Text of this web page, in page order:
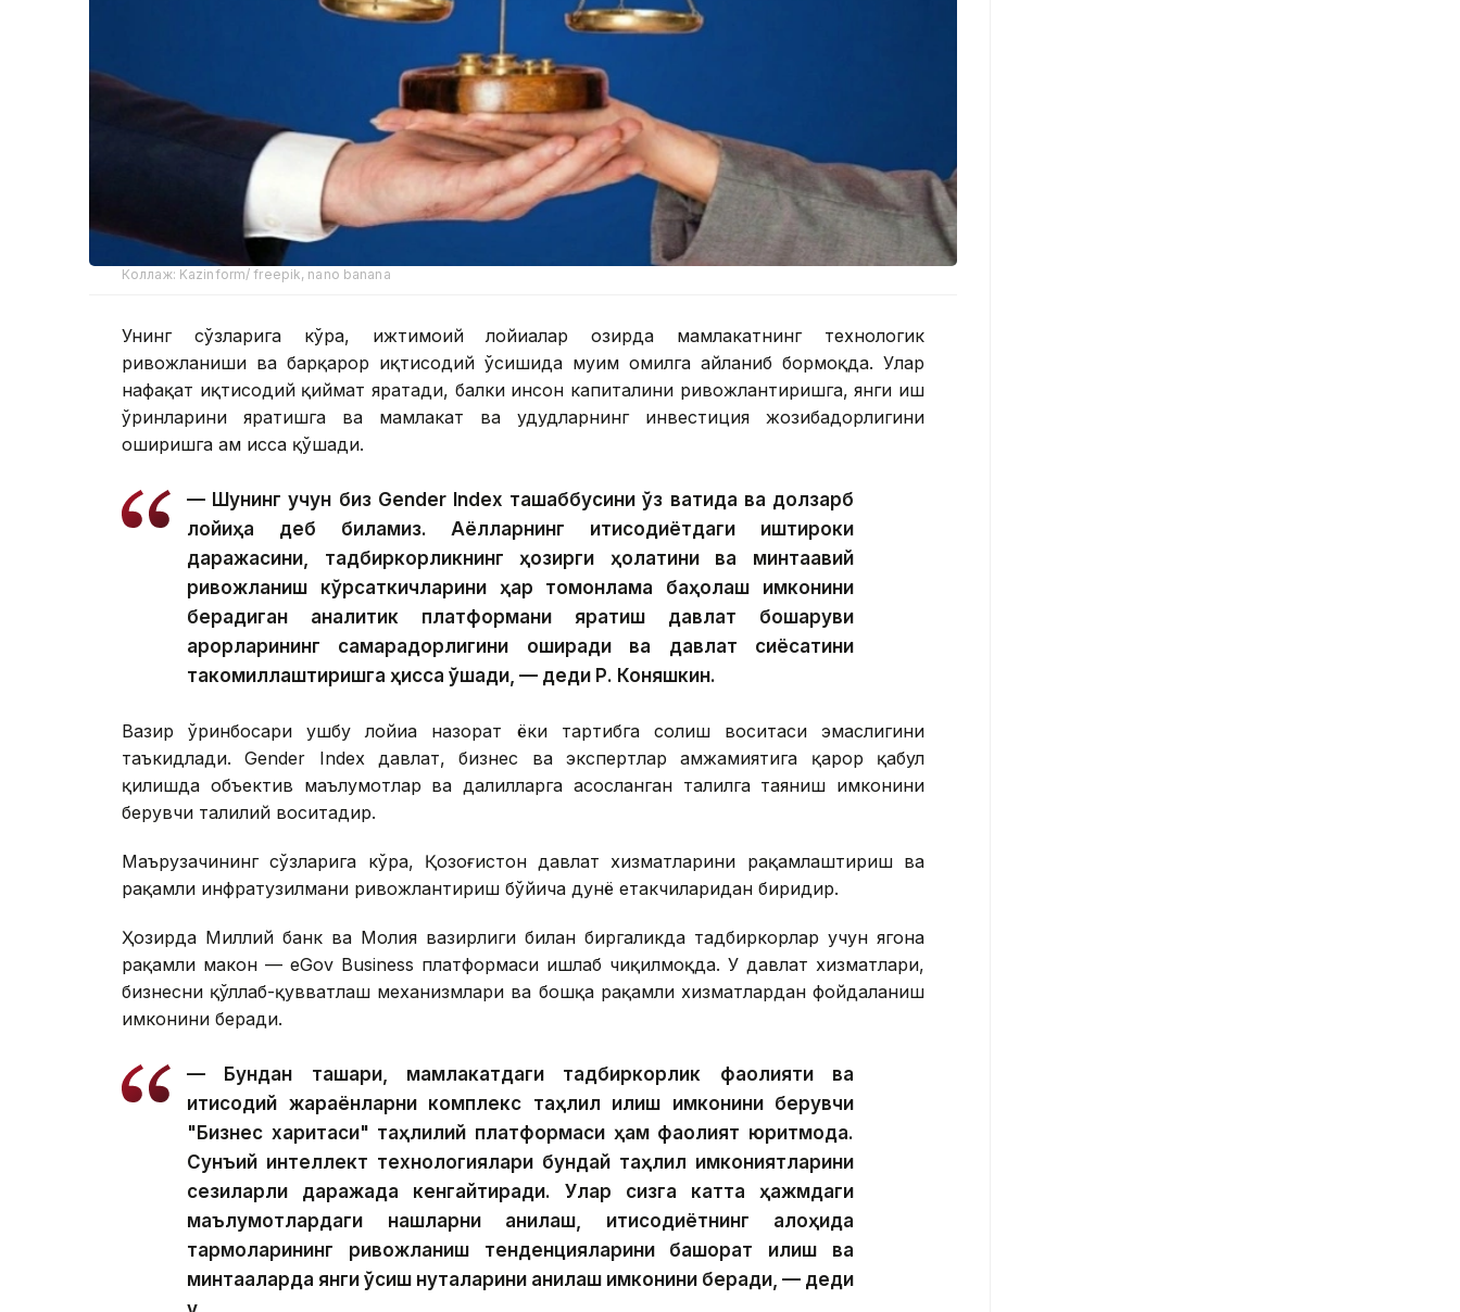
Коллаж: Kazinform/ freepik, nano banana
Унинг сўзларига кўра, ижтимоий лойиҳалар ҳозирда мамлакатнинг технологик
ривожланиши ва барқарор иқтисодий ўсишида муҳим омилга айланиб бормоқда. Улар
нафақат иқтисодий қиймат яратади, балки инсон капиталини ривожлантиришга, янги иш
ўринларини яратишга ва мамлакат ва ҳудудларнинг инвестиция жозибадорлигини
оширишга ҳам ҳисса қўшади.
— Шунинг учун биз Gender Index ташаббусини ўз вақтида ва долзарб
лойиҳа деб биламиз. Аёлларнинг иқтисодиётдаги иштироки
даражасини, тадбиркорликнинг ҳозирги ҳолатини ва минтақавий
ривожланиш кўрсаткичларини ҳар томонлама баҳолаш имконини
берадиган аналитик платформани яратиш давлат бошқаруви
қарорларининг самарадорлигини оширади ва давлат сиёсатини
такомиллаштиришга ҳисса қўшади, — деди Р. Коняшкин.
Вазир ўринбосари ушбу лойиҳа назорат ёки тартибга солиш воситаси эмаслигини
таъкидлади. Gender Index давлат, бизнес ва экспертлар ҳамжамиятига қарор қабул
қилишда объектив маълумотлар ва далилларга асосланган таҳлилга таяниш имконини
берувчи таҳлилий воситадир.
Маърузачининг сўзларига кўра, Қозоғистон давлат хизматларини рақамлаштириш ва
рақамли инфратузилмани ривожлантириш бўйича дунё етакчиларидан биридир.
Ҳозирда Миллий банк ва Молия вазирлиги билан биргаликда тадбиркорлар учун ягона
рақамли макон — eGov Business платформаси ишлаб чиқилмоқда. У давлат хизматлари,
бизнесни қўллаб-қувватлаш механизмлари ва бошқа рақамли хизматлардан фойдаланиш
имконини беради.
— Бундан ташқари, мамлакатдаги тадбиркорлик фаолияти ва
иқтисодий жараёнларни комплекс таҳлил қилиш имконини берувчи
"Бизнес харитаси" таҳлилий платформаси ҳам фаолият юритмоқда.
Сунъий интеллект технологиялари бундай таҳлил имкониятларини
сезиларли даражада кенгайтиради. Улар сизга катта ҳажмдаги
маълумотлардаги нақшларни аниқлаш, иқтисодиётнинг алоҳида
тармоқларининг ривожланиш тенденцияларини башорат қилиш ва
минтақаларда янги ўсиш нуқталарини аниқлаш имконини беради, — деди